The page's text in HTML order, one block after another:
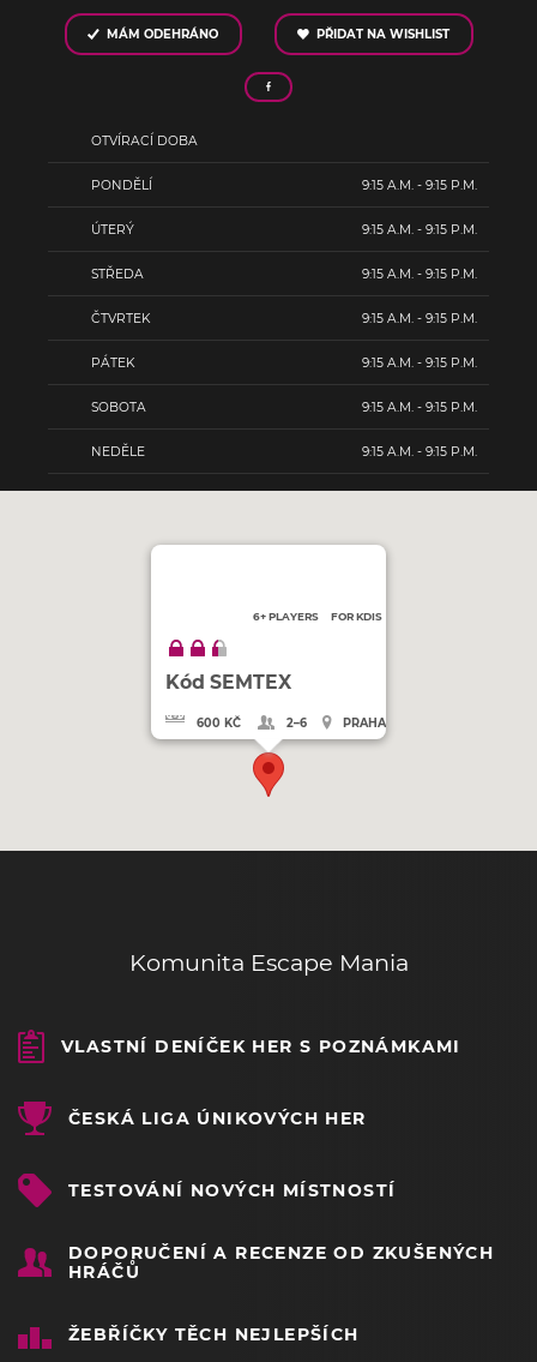
MÁM ODEHRÁNO PŘIDAT NA WISHLIST
OTVÍRACÍ DOBA
PONDĚLÍ 9:15 A.M. - 9:15 P.M.
ÚTERÝ 9:15 A.M. - 9:15 P.M.
STŘEDA 9:15 A.M. - 9:15 P.M.
ČTVRTEK 9:15 A.M. - 9:15 P.M.
PÁTEK 9:15 A.M. - 9:15 P.M.
SOBOTA 9:15 A.M. - 9:15 P.M.
NEDĚLE 9:15 A.M. - 9:15 P.M.
6+ PLAYERS FOR KDIS
Kód SEMTEX
600 KČ 2–6 PRAHA
Komunita Escape Mania
VLASTNÍ DENÍČEK HER S POZNÁMKAMI
ČESKÁ LIGA ÚNIKOVÝCH HER
TESTOVÁNÍ NOVÝCH MÍSTNOSTÍ
DOPORUČENÍ A RECENZE OD ZKUŠENÝCH
HRÁČŮ
ŽEBŘÍČKY TĚCH NEJLEPŠÍCH